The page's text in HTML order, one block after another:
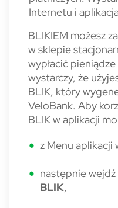
Internetu i
BLIKIEM możesz
w sklepie
wypłacić
wystarczy, że
BLIK, który
VeloBank. Aby
BLIK w aplikacji
z Menu aplikacji
następnie wejdź
BLIK,